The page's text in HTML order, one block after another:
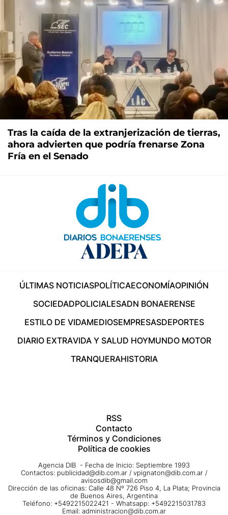
Tras la caída de la extranjerización de tierras,
ahora advierten que podría frenarse Zona
Fría en el Senado
ÚLTIMAS NOTICIASPOLÍTICAECONOMÍAOPINIÓN
SOCIEDADPOLICIALESADN BONAERENSE
ESTILO DE VIDAMEDIOSEMPRESASDEPORTES
DIARIO EXTRAVIDA Y SALUD HOYMUNDO MOTOR
TRANQUERAHISTORIA
RSS
Contacto
Términos y Condiciones
Política de cookies
Agencia DIB - Fecha de Inicio: Septiembre 1993
Contactos: publicidad@dib.com.ar / vpignaton@dib.com.ar /
avisosdib@gmail.com
Dirección de las oficinas: Calle 48 Nº 726 Piso 4, La Plata; Provincia
de Buenos Aires, Argentina
Teléfono: +5492215022421 - Whatsapp: +5492215031783
Email: administracion@dib.com.ar